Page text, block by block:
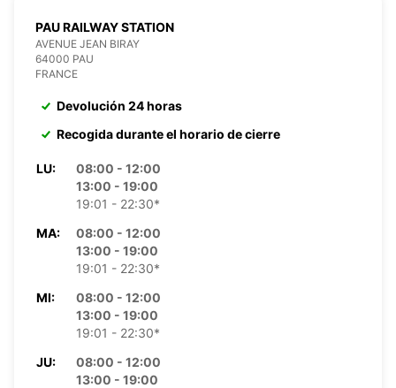
PAU RAILWAY STATION
AVENUE JEAN BIRAY
64000 PAU
FRANCE
Devolución 24 horas
Recogida durante el horario de cierre
LU:
08:00 - 12:00
13:00 - 19:00
19:01 - 22:30*
MA:
08:00 - 12:00
13:00 - 19:00
19:01 - 22:30*
MI:
08:00 - 12:00
13:00 - 19:00
19:01 - 22:30*
JU:
08:00 - 12:00
13:00 - 19:00